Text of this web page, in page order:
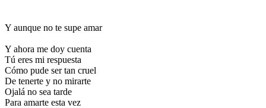
Y aunque no te supe amar
Y ahora me doy cuenta
Tú eres mi respuesta
Cómo pude ser tan cruel
De tenerte y no mirarte
Ojalá no sea tarde
Para amarte esta vez